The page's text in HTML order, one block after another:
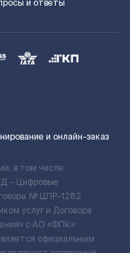
и ответы
и онлайн-заказ
в том числе
– Цифровые
№ ЦПР-1282
услуг и Договора
c АО «ФПК»
официальным